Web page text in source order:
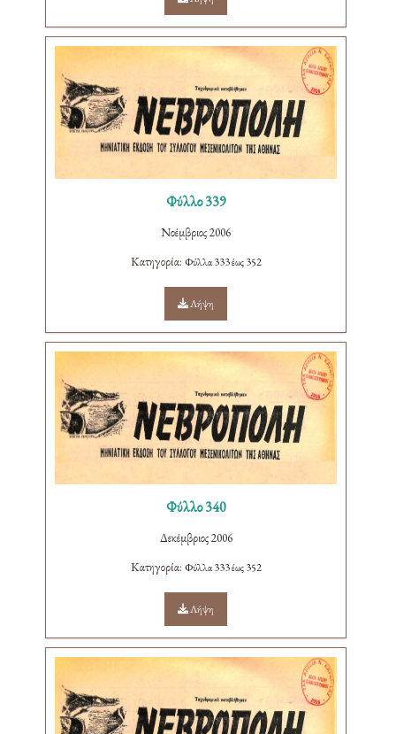
Φύλλο 339
Νοέμβριος 2006
Κατηγορία: Φύλλα 333 έως 352
Λήψη
Φύλλο 340
Δεκέμβριος 2006
Κατηγορία: Φύλλα 333 έως 352
Λήψη